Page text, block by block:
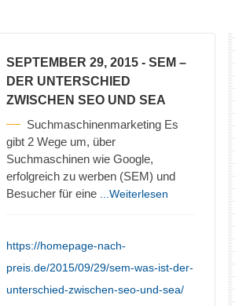
SEPTEMBER 29, 2015 - SEM –
DER UNTERSCHIED
ZWISCHEN SEO UND SEA
Suchmaschinenmarketing Es
gibt 2 Wege um, über
Suchmaschinen wie Google,
erfolgreich zu werben (SEM) und
Besucher für eine
...Weiterlesen
https://homepage-nach-
preis.de/2015/09/29/sem-was-ist-der-
unterschied-zwischen-seo-und-sea/